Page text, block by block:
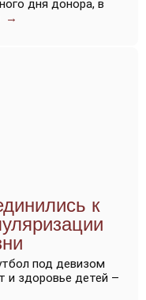
дня донора, в
→
к
под девизом
и здоровье детей –